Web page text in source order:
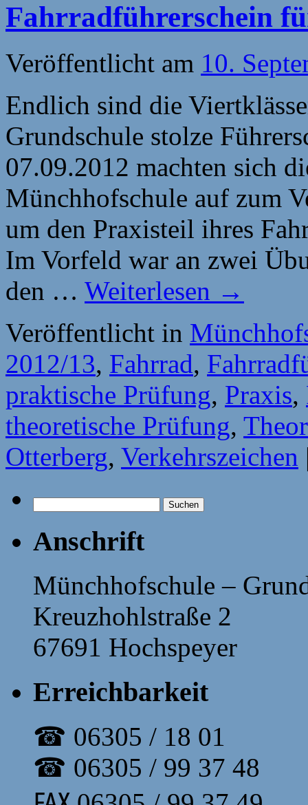
01
Fahrradführerschein
Veröffentlicht am 10.
Endlich sind die
Grundschule stolze
07.09.2012 machten sich
Münchhofschule auf zum
um den Praxisteil ihres
Im Vorfeld war an zwei
den … Weiterlesen →
Veröffentlicht in
2012/13, Fahrrad,
praktische Prüfung, Praxis,
theoretische Prüfung,
Otterberg, Verkehrszeichen
nach:
Anschrift
Münchhofschule –
Kreuzhohlstraße 2
67691 Hochspeyer
Erreichbarkeit
☎ 06305 / 18 01
☎ 06305 / 99 37 48